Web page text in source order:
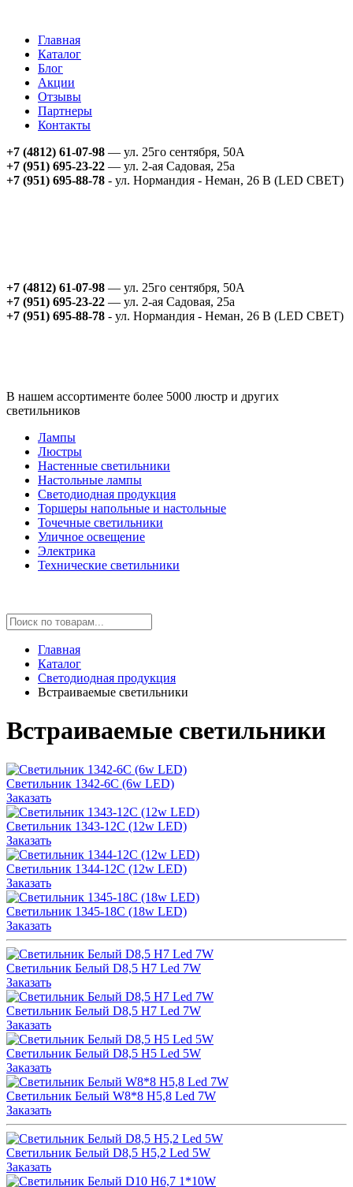
Главная
Каталог
Блог
Акции
Отзывы
Партнеры
Контакты
+7 (4812) 61-07-98 — ул. 25го сентября, 50А
+7 (951) 695-23-22 — ул. 2-ая Садовая, 25а
+7 (951) 695-88-78 - ул. Нормандия - Неман, 26 В (LED СВЕТ)
+7 (4812) 61-07-98 — ул. 25го сентября, 50А
+7 (951) 695-23-22 — ул. 2-ая Садовая, 25а
+7 (951) 695-88-78 - ул. Нормандия - Неман, 26 В (LED СВЕТ)
В нашем ассортименте более 5000 люстр и других
светильников
Лампы
Люстры
Настенные светильники
Настольные лампы
Светодиодная продукция
Торшеры напольные и настольные
Точечные светильники
Уличное освещение
Электрика
Технические светильники
Главная
Каталог
Светодиодная продукция
Встраиваемые светильники
Встраиваемые светильники
Светильник 1342-6C (6w LED)
Заказать
Светильник 1343-12C (12w LED)
Заказать
Светильник 1344-12C (12w LED)
Заказать
Светильник 1345-18C (18w LED)
Заказать
Светильник Белый D8,5 H7 Led 7W
Заказать
Светильник Белый D8,5 H7 Led 7W
Заказать
Светильник Белый D8,5 H5 Led 5W
Заказать
Светильник Белый W8*8 H5,8 Led 7W
Заказать
Светильник Белый D8,5 H5,2 Led 5W
Заказать